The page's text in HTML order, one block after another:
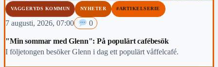
VAGGERYDS KOMMUN NYHETER #ARTIKELSERIE
7 augusti, 2026, 07:00 0
"Min sommar med Glenn": På populärt cafébesök
I följetongen besöker Glenn i dag ett populärt våffelcafé.